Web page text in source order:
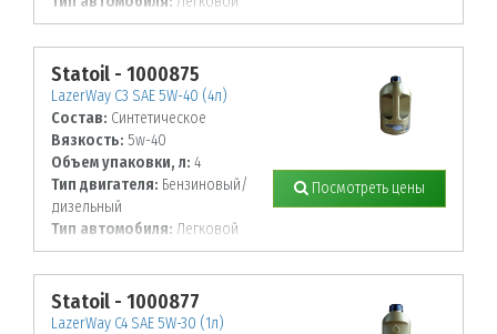
Statoil - 1000875
LazerWay C3 SAE 5W-40 (4л)
Состав: Синтетическое
Вязкость: 5w-40
Объем упаковки, л: 4
Тип двигателя: Бензиновый/
дизельный
Тип автомобиля: Легковой
Посмотреть цены
Statoil - 1000877
LazerWay C4 SAE 5W-30 (1л)